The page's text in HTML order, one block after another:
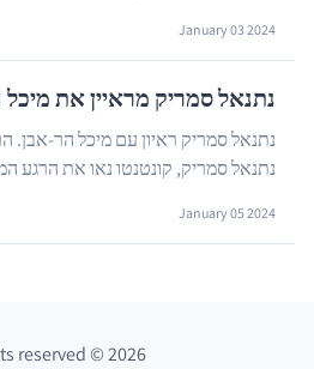
January 03 2024
נתנאל סמריק מראיין את
נתנאל סמריק ראיון עם מיכל הר-אבן.
נתנאל סמריק, קונטנטו נאו את הרגע
January 05 2024
reserved©2026